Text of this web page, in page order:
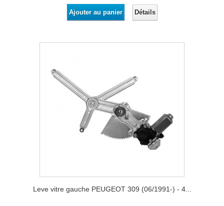
Ajouter au panier Détails
Leve vitre gauche PEUGEOT 309 (06/1991-) - 4...